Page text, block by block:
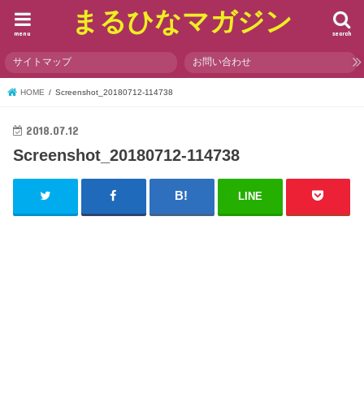
まるひなマガジン search
menu
サイトマップ お問い合わせ
HOME Screenshot_20180712-114738
2018.07.12
Screenshot_20180712-114738
LINE